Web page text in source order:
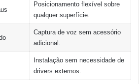
Posicionamento flexível sobre
qualquer superfície.
Captura de voz sem acessório
adicional.
Instalação sem necessidade de
drivers externos.